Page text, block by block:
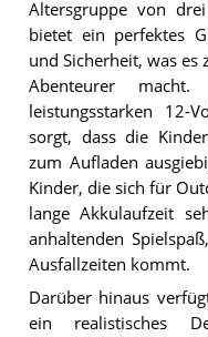
Altersgruppe von
bietet ein perfektes
und Sicherheit, was
Abenteurer
leistungsstarken 12-
sorgt, dass die
zum Aufladen
Kinder, die sich für
lange Akkulaufzeit
anhaltenden
Ausfallzeiten kommt.
Darüber hinaus
ein realistisches